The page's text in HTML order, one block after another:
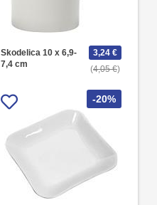
Skodelica 10 x 6,9-
7,4 cm
4,05 €
3,24 €
-20%